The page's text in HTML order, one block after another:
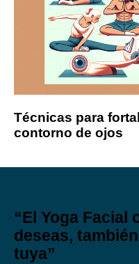
Técnicas para
contorno de ojos
“El Yoga Facial
deseas,
tuya”